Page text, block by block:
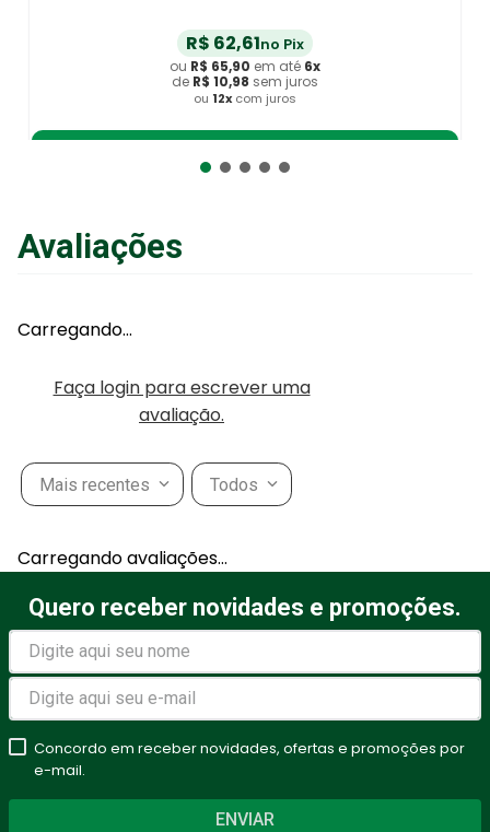
R$ 62,61no Pix
ou R$ 65,90 em até 6x
de R$ 10,98 sem juros
ou 12x com juros
Avaliações
Carregando…
Faça login para escrever uma
avaliação.
Mais recentes Todos
Carregando avaliações…
Quero receber novidades e promoções.
Concordo em receber novidades, ofertas e promoções por
e-mail.
ENVIAR